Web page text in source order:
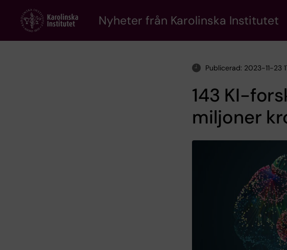
content
Nyheter från Karolinska Institutet
Publicerad: 2023-11-23
143 KI-
miljoner